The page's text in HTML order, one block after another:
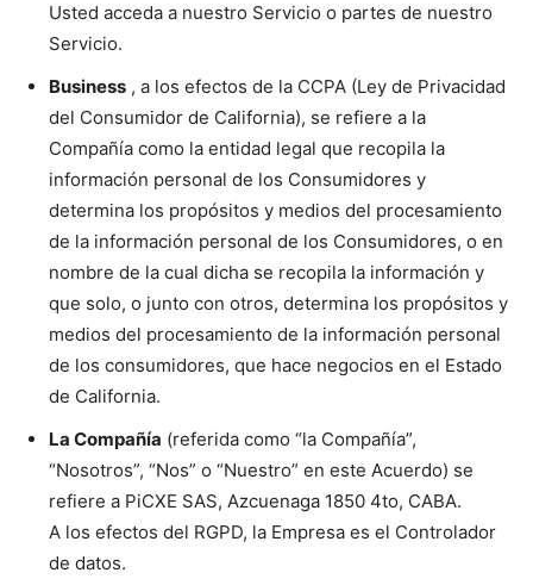
Usted acceda a nuestro Servicio o partes de nuestro
Servicio.
Business , a los efectos de la CCPA (Ley de Privacidad
del Consumidor de California), se refiere a la
Compañía como la entidad legal que recopila la
información personal de los Consumidores y
determina los propósitos y medios del procesamiento
de la información personal de los Consumidores, o en
nombre de la cual dicha se recopila la información y
que solo, o junto con otros, determina los propósitos y
medios del procesamiento de la información personal
de los consumidores, que hace negocios en el Estado
de California.
La Compañía (referida como “la Compañía”,
“Nosotros”, “Nos” o “Nuestro” en este Acuerdo) se
refiere a PiCXE SAS, Azcuenaga 1850 4to, CABA.
A los efectos del RGPD, la Empresa es el Controlador
de datos.